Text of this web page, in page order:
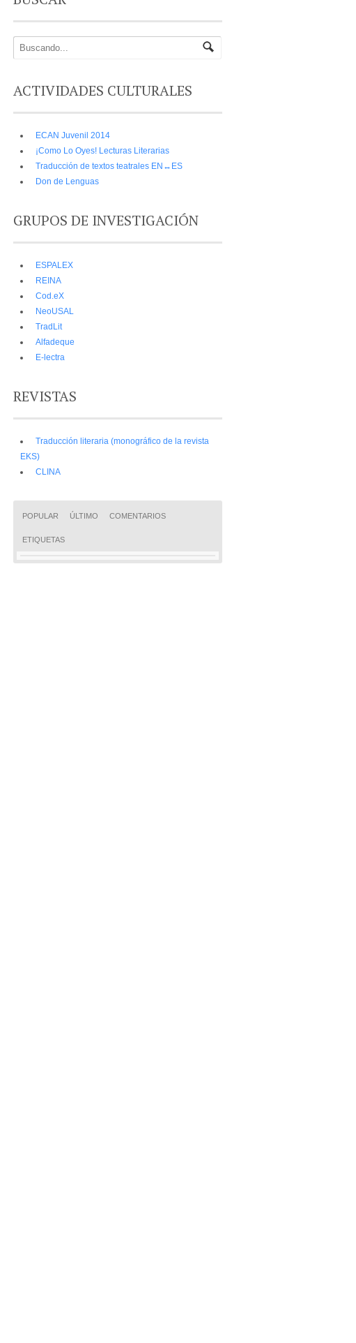
ACTIVIDADES CULTURALES
ECAN Juvenil 2014
¡Como Lo Oyes! Lecturas Literarias
Traducción de textos teatrales EN↔ES
Don de Lenguas
GRUPOS DE INVESTIGACIÓN
ESPALEX
REINA
Cod.eX
NeoUSAL
TradLit
Alfadeque
E-lectra
REVISTAS
Traducción literaria (monográfico de la revista
EKS)
CLINA
POPULAR ÚLTIMO COMENTARIOS
ETIQUETAS